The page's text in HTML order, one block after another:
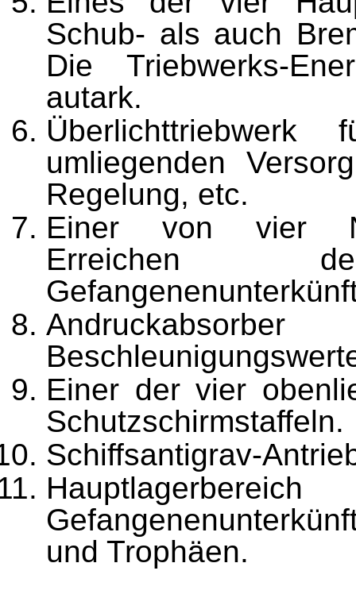
Schub- als auch
Die Triebwerks-
autark.
umliegenden
Regelung, etc.
Einer von vier
Erreichen der
Einer der vier
Schutzschirmstaffeln.
Schiffsantigrav-
und Trophäen.